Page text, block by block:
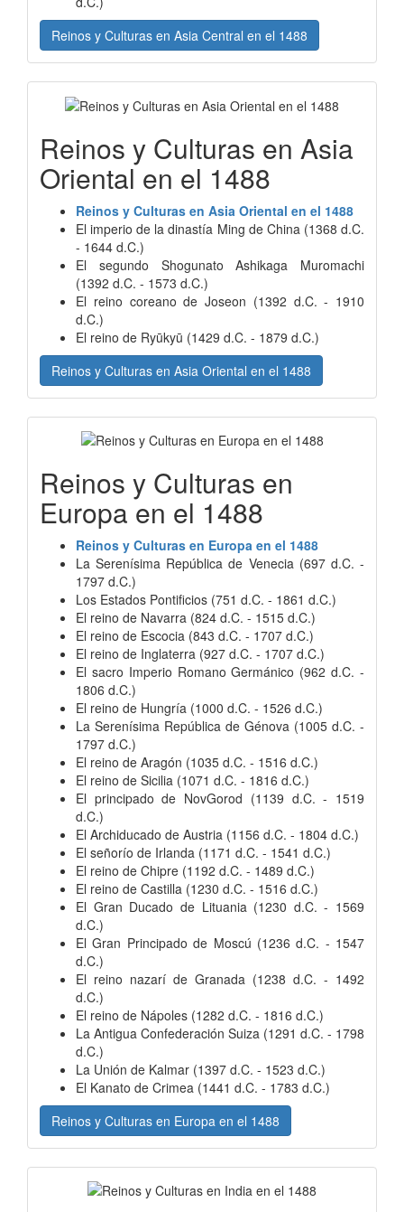
Reinos y Culturas en Asia Central en el 1488
Reinos y Culturas en Asia
Oriental en el 1488
Reinos y Culturas en Asia Oriental en el 1488
El imperio de la dinastía Ming de China (1368 d.C.
- 1644 d.C.)
El segundo Shogunato Ashikaga Muromachi
(1392 d.C. - 1573 d.C.)
El reino coreano de Joseon (1392 d.C. - 1910
d.C.)
El reino de Ryūkyū (1429 d.C. - 1879 d.C.)
Reinos y Culturas en Asia Oriental en el 1488
Reinos y Culturas en
Europa en el 1488
Reinos y Culturas en Europa en el 1488
La Serenísima República de Venecia (697 d.C. -
1797 d.C.)
Los Estados Pontificios (751 d.C. - 1861 d.C.)
El reino de Navarra (824 d.C. - 1515 d.C.)
El reino de Escocia (843 d.C. - 1707 d.C.)
El reino de Inglaterra (927 d.C. - 1707 d.C.)
El sacro Imperio Romano Germánico (962 d.C. -
1806 d.C.)
El reino de Hungría (1000 d.C. - 1526 d.C.)
La Serenísima República de Génova (1005 d.C. -
1797 d.C.)
El reino de Aragón (1035 d.C. - 1516 d.C.)
El reino de Sicilia (1071 d.C. - 1816 d.C.)
El principado de NovGorod (1139 d.C. - 1519
d.C.)
El Archiducado de Austria (1156 d.C. - 1804 d.C.)
El señorío de Irlanda (1171 d.C. - 1541 d.C.)
El reino de Chipre (1192 d.C. - 1489 d.C.)
El reino de Castilla (1230 d.C. - 1516 d.C.)
El Gran Ducado de Lituania (1230 d.C. - 1569
d.C.)
El Gran Principado de Moscú (1236 d.C. - 1547
d.C.)
El reino nazarí de Granada (1238 d.C. - 1492
d.C.)
El reino de Nápoles (1282 d.C. - 1816 d.C.)
La Antigua Confederación Suiza (1291 d.C. - 1798
d.C.)
La Unión de Kalmar (1397 d.C. - 1523 d.C.)
El Kanato de Crimea (1441 d.C. - 1783 d.C.)
Reinos y Culturas en Europa en el 1488